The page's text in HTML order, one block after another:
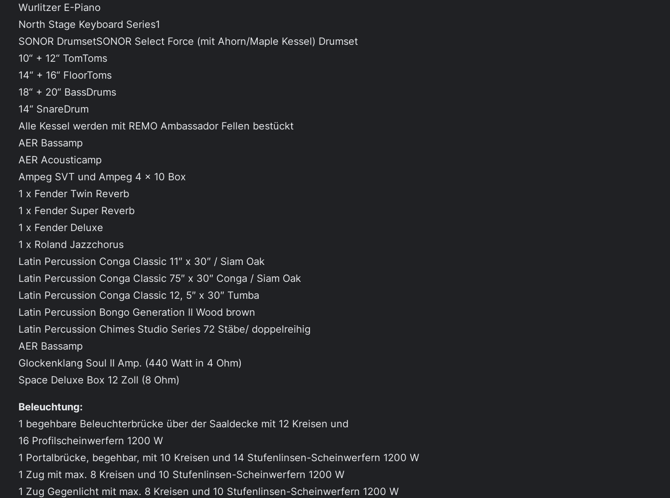
Wurlitzer E-Piano
North Stage Keyboard Series1
SONOR DrumsetSONOR Select Force (mit Ahorn/Maple Kessel) Drumset
10“ + 12“ TomToms
14“ + 16“ FloorToms
18“ + 20“ BassDrums
14“ SnareDrum
Alle Kessel werden mit REMO Ambassador Fellen bestückt
AER Bassamp
AER Acousticamp
Ampeg SVT und Ampeg 4 x 10 Box
1 x Fender Twin Reverb
1 x Fender Super Reverb
1 x Fender Deluxe
1 x Roland Jazzchorus
Latin Percussion Conga Classic 11″ x 30″ / Siam Oak
Latin Percussion Conga Classic 75″ x 30″ Conga / Siam Oak
Latin Percussion Conga Classic 12, 5″ x 30″ Tumba
Latin Percussion Bongo Generation II Wood brown
Latin Percussion Chimes Studio Series 72 Stäbe/ doppelreihig
AER Bassamp
Glockenklang Soul II Amp. (440 Watt in 4 Ohm)
Space Deluxe Box 12 Zoll (8 Ohm)
Beleuchtung:
1 begehbare Beleuchterbrücke über der Saaldecke mit 12 Kreisen und
16 Profilscheinwerfern 1200 W
1 Portalbrücke, begehbar, mit 10 Kreisen und 14 Stufenlinsen-Scheinwerfern 1200 W
1 Zug mit max. 8 Kreisen und 10 Stufenlinsen-Scheinwerfern 1200 W
1 Zug Gegenlicht mit max. 8 Kreisen und 10 Stufenlinsen-Scheinwerfern 1200 W